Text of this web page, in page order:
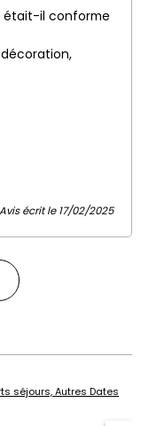
était-il conforme
Avis écrit le 17/02/2025
séjours, Autres Dates